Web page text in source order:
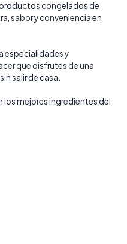
congelados de
sabor y conveniencia en
especialidades y
que disfrutes de una
salir de casa.
los mejores ingredientes del